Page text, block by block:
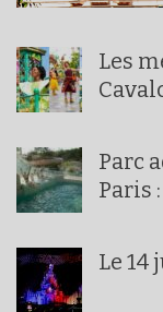
Les
Parc
Paris
Le 14